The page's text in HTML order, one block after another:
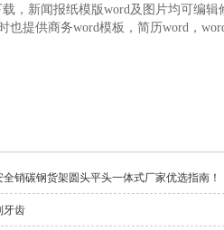
新闻报纸模版word及图片均可编辑
提供商务word模板，简历word，
销碳钢货架圆头平头一体式厂家优选指南！
牙齿